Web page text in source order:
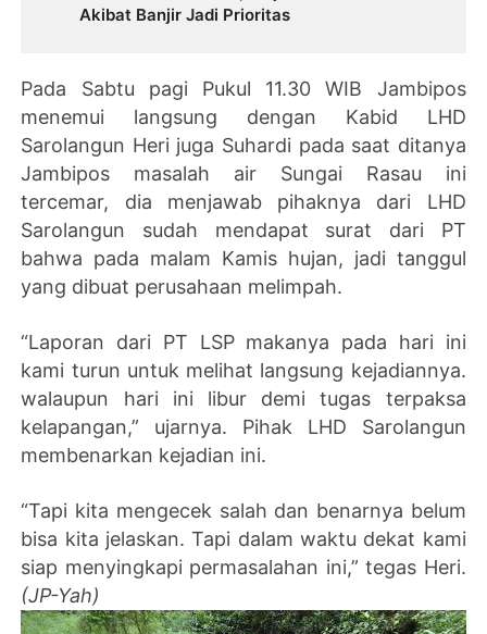
Akibat Banjir Jadi Prioritas
Pada Sabtu pagi Pukul 11.30 WIB Jambipos
menemui langsung dengan Kabid LHD
Sarolangun Heri juga Suhardi pada saat ditanya
Jambipos masalah air Sungai Rasau ini
tercemar, dia menjawab pihaknya dari LHD
Sarolangun sudah mendapat surat dari PT
bahwa pada malam Kamis hujan, jadi tanggul
yang dibuat perusahaan melimpah.
“Laporan dari PT LSP makanya pada hari ini
kami turun untuk melihat langsung kejadiannya.
walaupun hari ini libur demi tugas terpaksa
kelapangan,” ujarnya. Pihak LHD Sarolangun
membenarkan kejadian ini.
“Tapi kita mengecek salah dan benarnya belum
bisa kita jelaskan. Tapi dalam waktu dekat kami
siap menyingkapi permasalahan ini,” tegas Heri.
(JP-Yah)